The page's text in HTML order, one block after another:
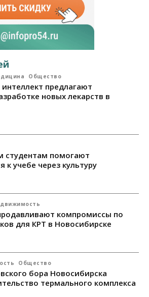
Общество
предлагают
новых лекарств в
студентам помогают
к учебе через культуру
компромиссы по
для КРТ в Новосибирске
Общество
бора Новосибирска
термального комплекса